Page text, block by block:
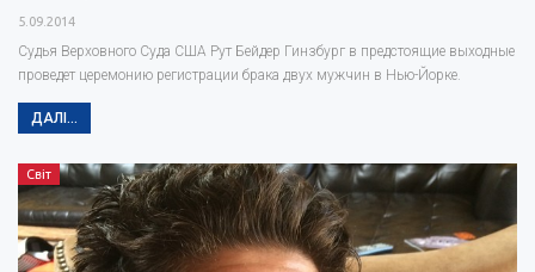
5.09.2014
Судья Верховного Суда США Рут Бейдер Гинзбург в предстоящие выходные
проведет церемонию регистрации брака двух мужчин в Нью-Йорке.
ДАЛІ...
Світ